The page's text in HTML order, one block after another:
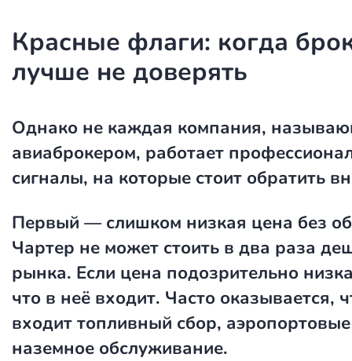
Красные флаги: когда
лучше не доверять
Однако не каждая компания,
авиаброкером, работает
сигналы, на которые стоит обратить
Первый — слишком низкая цена без
Чартер не может стоить в два раза
рынка. Если цена подозрительно
что в неё входит. Часто оказывается,
входит топливный сбор,
наземное обслуживание.